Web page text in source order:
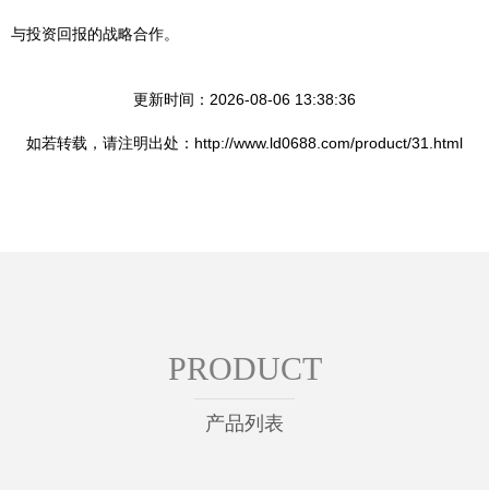
与投资回报的战略合作。
更新时间：2026-08-06 13:38:36
如若转载，请注明出处：http://www.ld0688.com/product/31.html
PRODUCT
产品列表